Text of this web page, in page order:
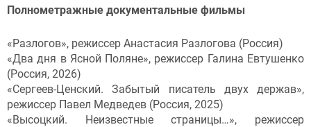
Полнометражные документальные фильмы
«Разлогов», режиссер Анастасия Разлогова (Россия)
«Два дня в Ясной Поляне», режиссер Галина Евтушенко
(Россия, 2026)
«Сергеев-Ценский. Забытый писатель двух держав»,
режиссер Павел Медведев (Россия, 2025)
«Высоцкий. Неизвестные страницы…», режиссер